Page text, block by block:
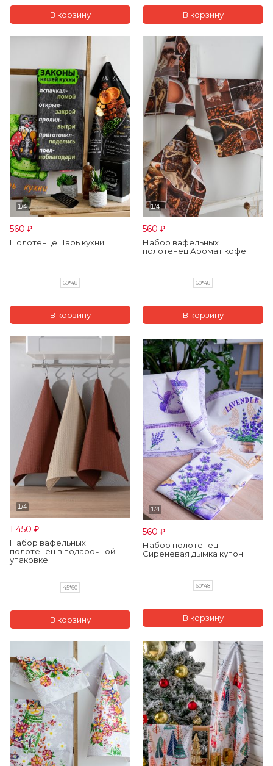
560 ₽
Полотенце Царь кухни
60*48
560 ₽
Набор вафельных
полотенец Аромат кофе
60*48
1 450 ₽
Набор вафельных
полотенец в подарочной
упаковке
45*60
560 ₽
Набор полотенец
Сиреневая дымка купон
60*48